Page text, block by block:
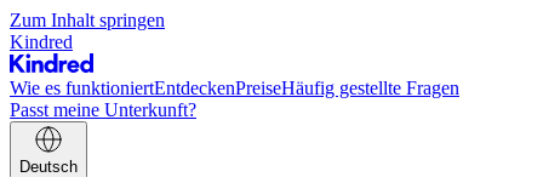
Zum Inhalt springen
Kindred
Wie es funktioniertEntdeckenPreiseHäufig gestellte Fragen
Passt meine Unterkunft?
Deutsch